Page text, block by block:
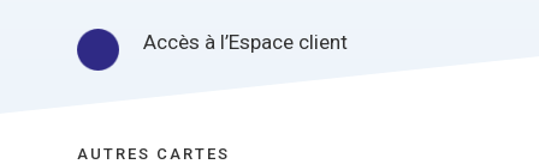
Accès à l’Espace client
AUTRES CARTES